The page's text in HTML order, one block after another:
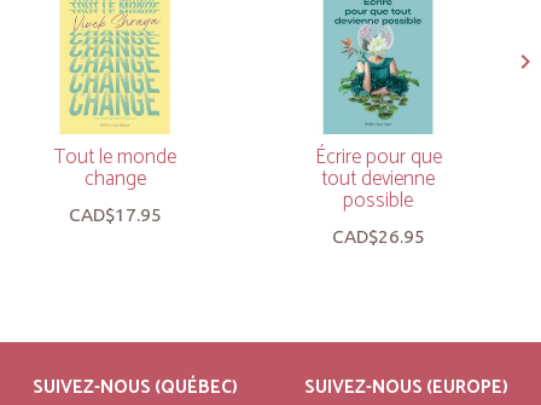
Tout le monde
change
CAD$17.95
Écrire pour que
tout devienne
possible
CAD$26.95
SUIVEZ-NOUS (QUÉBEC) SUIVEZ-NOUS (EUROPE)